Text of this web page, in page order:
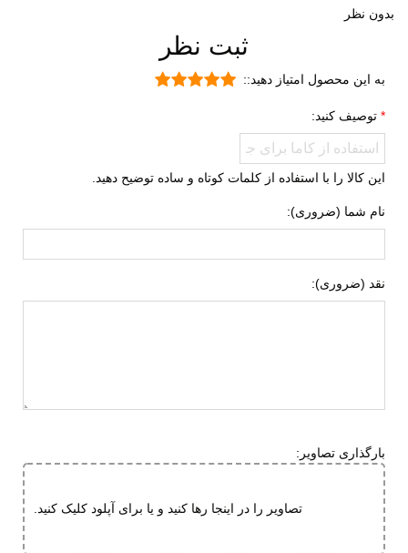
روزمره
تمرین
جنس رویه
کفش
قابل تعویض
قابلیت گردش هوا
جنس زیره
قابلیت جلوگیری از سر خوردن
طبی
بدون نظر
ثبت نظر
به این محصول امتیاز دهید::
توصیف کنید:
این کالا را با استفاده از کلمات کوتاه و ساده توضیح دهید.
نام شما (ضروری):
نقد (ضروری):
بارگذاری تصاویر:
تصاویر را در اینجا رها کنید و یا برای آپلود کلیک کنید.